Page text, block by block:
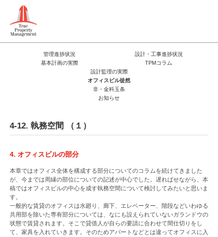
管理進捗状況
設計・工事進捗状況
基本計画の実際
TPMコラム
設計監理の実際
オフィスビル徒然
非・金科玉条
お知らせ
4-12. 執務空間 （１）
4. オフィスビルの部分
本章ではオフィス全体を構成する部分についてのコラムを続けてきました
が、今までは周縁の部位についての記述が中心でした。遅ればせながら、本
稿ではオフィスビルの中心を成す執務空間について検討してみたいと思いま
す。
一般的な賃貸のオフィスは水廻り、廊下、エレベーター、階段などいわゆる
共用部を除いた専有部分については、なにも設えられていないガランドウの
状態で賃貸されます。そこで貸借人が自らの要請に合わせて間仕切りをし
て、家具を入れていきます。そのためアパートなどとは違ってオフィスに入